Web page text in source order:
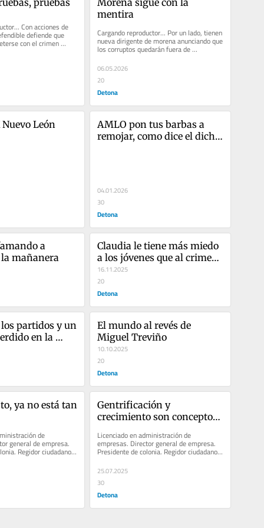
Con acciones de
defiende que
con el crimen
mentira
Cargando reproductor... Por un lado, tienen
nueva dirigente de morena anunciando que
los corruptos quedarán fuera de
candidaturas de...
06.05.2026
20
Detona
León
AMLO pon tus barbas a
remojar, como dice el dicho
04.01.2026
30
Detona
a
mañanera
Claudia le tiene más miedo
a los jóvenes que al crimen
organizado
16.11.2025
20
Detona
los partidos y un
en la
El mundo al revés de
Miguel Treviño
10.10.2025
20
Detona
ya no está tan
de
general de empresa.
Regidor ciudadano
García en la...
Gentrificación y
crecimiento son conceptos
Licenciado en administración de
empresas. Director general de empresa.
Presidente de colonia. Regidor ciudadano
de San Pedro Garza García en la...
25.07.2025
30
Detona